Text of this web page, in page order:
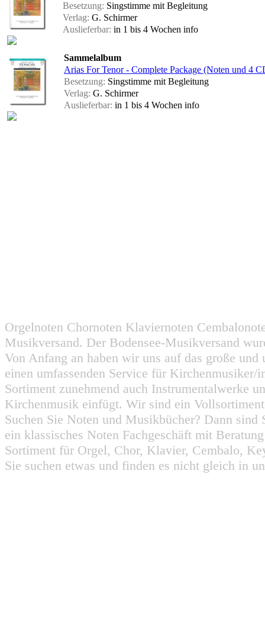
Besetzung: Singstimme mit Begleitung
Verlag: G. Schirmer
Auslieferbar: in 1 bis 4 Wochen info
Sammelalbum
Arias For Tenor - Complete Package (Noten und 4
Besetzung: Singstimme mit Begleitung
Verlag: G. Schirmer
Auslieferbar: in 1 bis 4 Wochen info
Orgelnoten Chornoten Klaviernoten
Musikversand. Der Bodensee-Musikversand
Von Anfang an haben wir uns auf das große
einen umfassenden Service für
Sortiment zunehmend auch Instrumentalwerke
Kirchenmusik einfügt. Wir sind ein
Suchen Sie Noten und Musikbücher? Dann
ein klassisches Noten Fachgeschäft mit
Sortiment für Orgel, Chor, Klavier, Cembalo,
Sie suchen etwas und finden es nicht gleich in